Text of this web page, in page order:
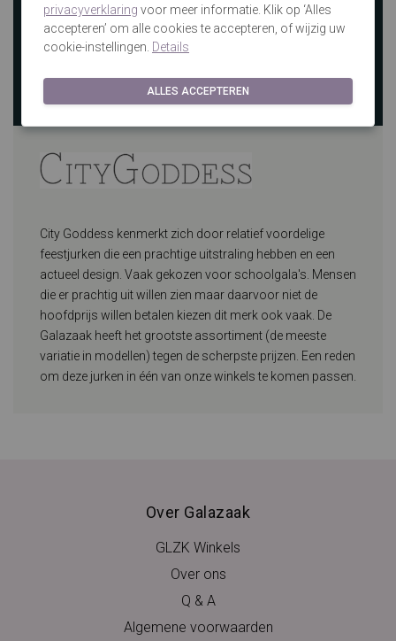
City Goddess kenmerkt zich door relatief voordelige
feestjurken die een prachtige uitstraling hebben en een
actueel design. Vaak gekozen voor schoolgala's. Mensen
die er prachtig uit willen zien maar daarvoor niet de
hoofdprijs willen betalen kiezen dit merk ook vaak. De
Galazaak heeft het grootste assortiment (de meeste
variatie in modellen) tegen de scherpste prijzen. Een reden
om deze jurken in één van onze winkels te komen passen.
Over Galazaak
GLZK Winkels
Over ons
Q & A
Algemene voorwaarden
privacyverklaring voor meer informatie. Klik op ‘Alles
accepteren’ om alle cookies te accepteren, of wijzig uw
cookie-instellingen. Details
ALLES ACCEPTEREN